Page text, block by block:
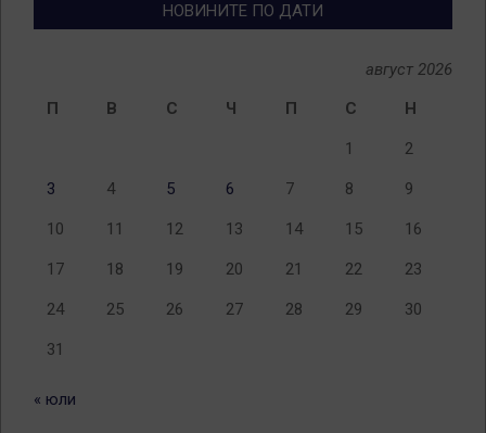
НОВИНИТЕ ПО ДАТИ
август 2026
П
В С Ч П С Н
1 2
3 4 5 6 7 8 9
10 11 12 13 14 15 16
17 18 19 20 21 22 23
24 25 26 27 28 29 30
31
« юли